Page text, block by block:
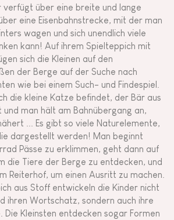
verfügt über eine breite und lange
eine Eisenbahnstrecke, mit der man
wagen und sich unendlich viele
kann! Auf ihrem Spielteppich mit
sich die Kleinen auf den
der Berge auf der Suche nach
wie bei einem Such- und Findespiel.
die kleine Katze befindet, der Bär aus
und man hält am Bahnübergang an,
... Es gibt so viele Naturelemente,
dargestellt werden! Man beginnt
Pässe zu erklimmen, geht dann auf
die Tiere der Berge zu entdecken, und
Reiterhof, um einen Ausritt zu machen.
aus Stoff entwickeln die Kinder nicht
ihren Wortschatz, sondern auch ihre
Die Kleinsten entdecken sogar Formen